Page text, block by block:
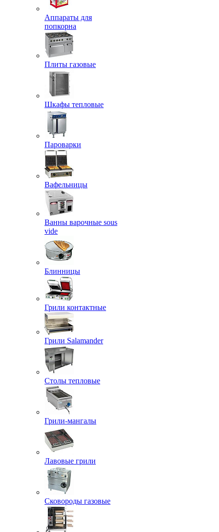
Аппараты для
попкорна
Плиты газовые
Шкафы тепловые
Пароварки
Вафельницы
Ванны варочные sous
vide
Блинницы
Грили контактные
Грили Salamander
Столы тепловые
Грили-мангалы
Лавовые грили
Сковороды газовые